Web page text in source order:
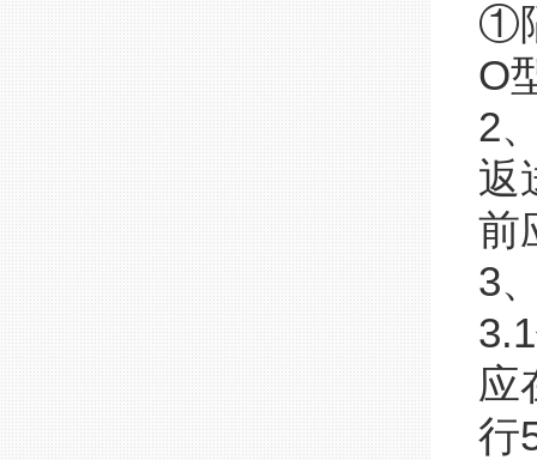
①
O
2
返
前
3
3.1
应
行